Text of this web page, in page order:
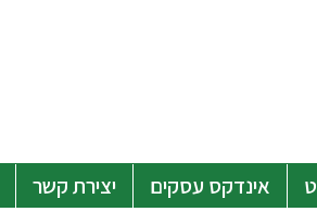
אינדקס עסקים יצירת קשר